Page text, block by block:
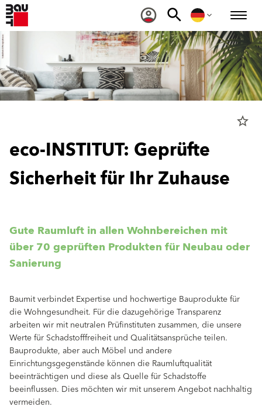
star_border
eco-INSTITUT: Geprüfte
Sicherheit für Ihr Zuhause
Gute Raumluft in allen Wohnbereichen mit
über 70 geprüften Produkten für Neubau oder
Sanierung
Baumit verbindet Expertise und hochwertige Bauprodukte für
die Wohngesundheit. Für die dazugehörige Transparenz
arbeiten wir mit neutralen Prüfinstituten zusammen, die unsere
Werte für Schadstofffreiheit und Qualitätsansprüche teilen.
Bauprodukte, aber auch Möbel und andere
Einrichtungsgegenstände können die Raumluftqualität
beeinträchtigen und diese als Quelle für Schadstoffe
beeinflussen. Dies möchten wir mit unserem Angebot nachhaltig
vermeiden.